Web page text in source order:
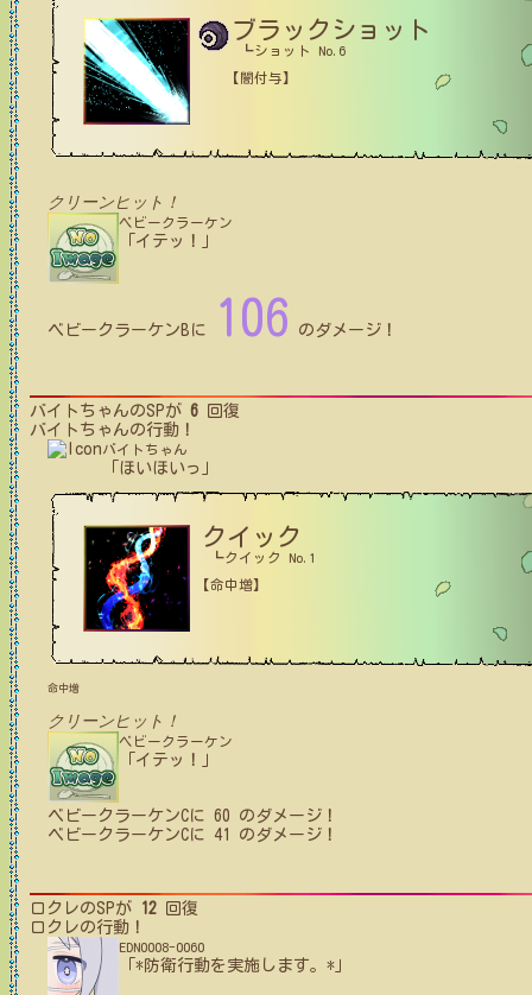
ブラックショット
┗ショット No.6
【闇付与】
クリーンヒット！
ベビークラーケン
「イテッ！」
ベビークラーケンB に 106 のダメージ！
バイトちゃんのSPが 6 回復
バイトちゃんの行動！
バイトちゃん
「ほいほいっ」
クイック
┗クイック No.1
【命中増】
命中増
クリーンヒット！
ベビークラーケン
「イテッ！」
ベビークラーケンCに 60 のダメージ！
ベビークラーケンCに 41 のダメージ！
ロクレのSPが 12 回復
ロクレの行動！
EDN0008-0060
「*防衛行動を実施します。*」